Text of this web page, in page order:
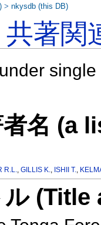
共著関
者名 (a
R.L.,GILLIS K., ISHII T.,
ル
>nkysdb (this DB)